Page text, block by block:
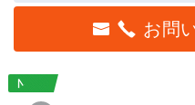
お問